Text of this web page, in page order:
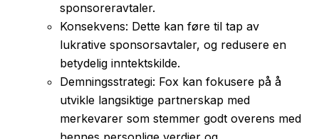
sponsoreravtaler.
Konsekvens: Dette kan føre til tap av
lukrative sponsorsavtaler, og redusere en
betydelig inntektskilde.
Demningsstrategi: Fox kan fokusere på å
utvikle langsiktige partnerskap med
merkevarer som stemmer godt overens med